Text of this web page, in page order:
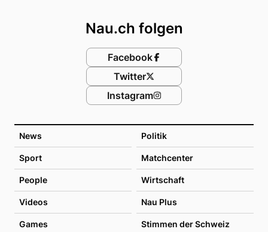
News Politik
Sport Matchcenter
People Wirtschaft
Videos Nau Plus
Games Stimmen der Schweiz
Nau.ch folgen
Facebook
Twitter
Instagram